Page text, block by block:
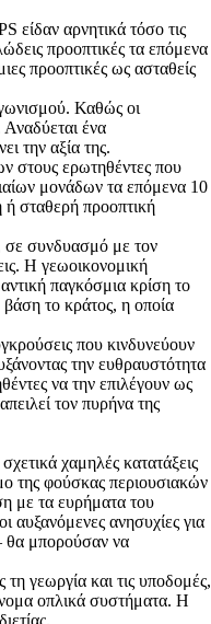
είδαν αρνητικά τόσο τις
προοπτικές τα επόμενα
προοπτικές ως ασταθείς
Καθώς οι
ένα
την αξία της.
στους ερωτηθέντες που
μονάδων τα επόμενα 10
ή σταθερή προοπτική
σε συνδυασμό με τον
Η γεωοικονομική
παγκόσμια κρίση το
το κράτος, η οποία
που κινδυνεύουν
την ευθραυστότητα
να την επιλέγουν ως
τον πυρήνα της
χαμηλές κατατάξεις
της φούσκας περιουσιακών
με τα ευρήματα του
αυξανόμενες ανησυχίες για
θα μπορούσαν να
τη γεωργία και τις υποδομές,
οπλικά συστήματα. Η